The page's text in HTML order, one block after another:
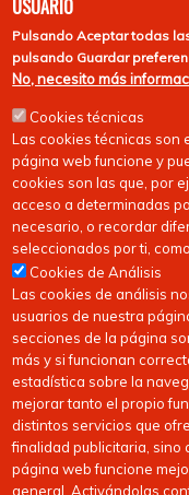
USUARIO
PulsandoAceptar todas
pulsando Guardar
No, necesito más
Cookies técnicas
Las cookies técnicas son
página web funcione y
cookies son las que, por
acceso a determinadas
necesario, o recordar
seleccionados por ti,
Cookies de Análisis
Las cookies de análisis
usuarios de nuestra
secciones de la página
más y si funcionan
estadística sobre la
mejorar tanto el propio
distintos servicios que
finalidad publicitaria, sino
página web funcione
general. Activándolas